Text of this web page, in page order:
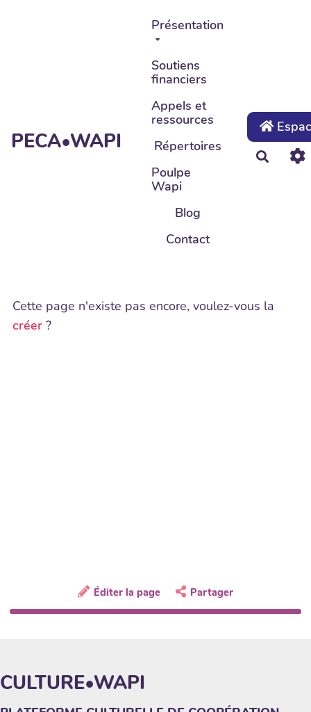
Aller au contenu principal
PECA•WAPI
Présentation
Soutiens
financiers
Appels et
ressources
Répertoires
Poulpe
Wapi
Blog
Contact
Cette page n'existe pas encore, voulez-vous la
créer ?
Éditer la page Partager
CULTURE•WAPI